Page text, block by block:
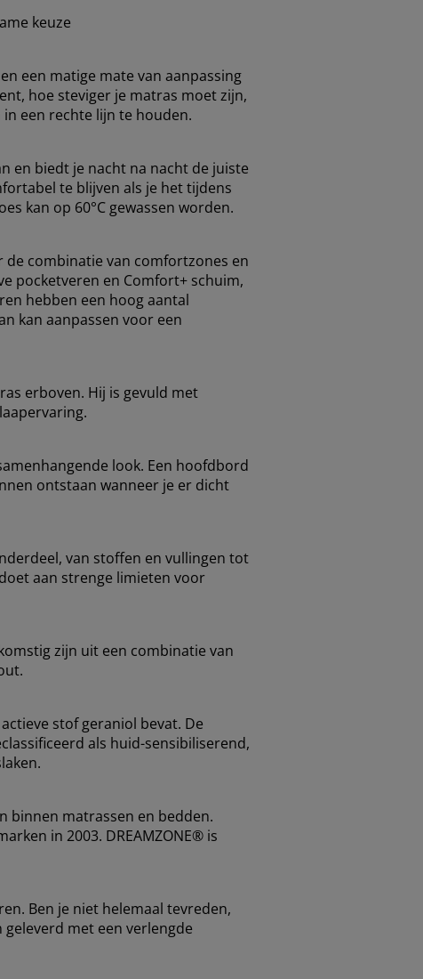
keuze
een matige mate van aanpassing
hoe steviger je matras moet zijn,
een rechte lijn te houden.
en biedt je nacht na nacht de juiste
te blijven als je het tijdens
kan op 60°C gewassen worden.
combinatie van comfortzones en
pocketveren en Comfort+ schuim,
hebben een hoog aantal
kan aanpassen voor een
erboven. Hij is gevuld met
look. Een hoofdbord
ontstaan wanneer je er dicht
van stoffen en vullingen tot
aan strenge limieten voor
zijn uit een combinatie van
stof geraniol bevat. De
als huid-sensibiliserend,
binnen matrassen en bedden.
in 2003. DREAMZONE® is
Ben je niet helemaal tevreden,
met een verlengde